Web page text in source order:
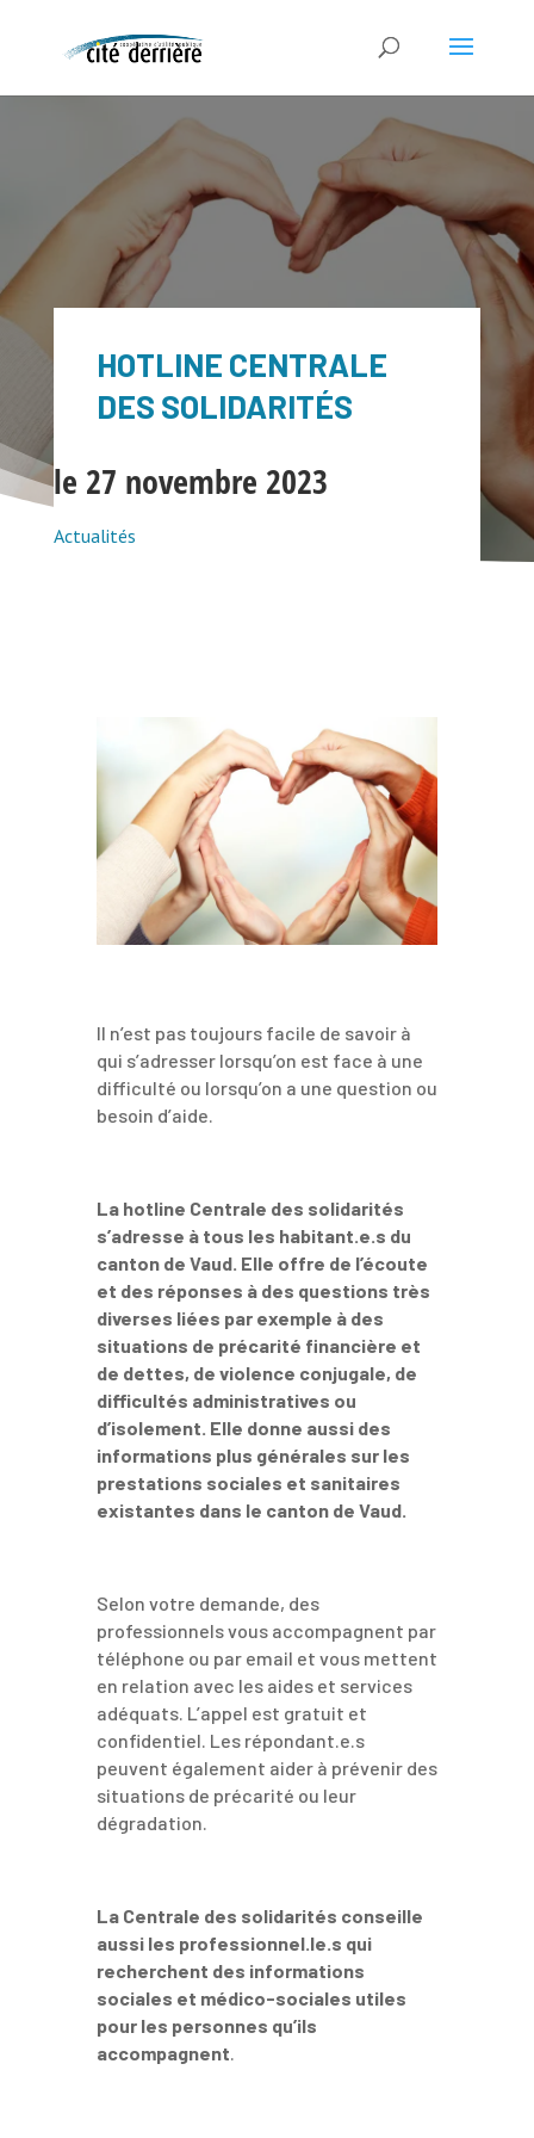
HOTLINE CENTRALE
DES SOLIDARITÉS
le 27 novembre 2023
Actualités
Il n’est pas toujours facile de savoir à
qui s’adresser lorsqu’on est face à une
difficulté ou lorsqu’on a une question ou
besoin d’aide.
La hotline Centrale des solidarités
s’adresse à tous les habitant.e.s du
canton de Vaud. Elle offre de l’écoute
et des réponses à des questions très
diverses liées par exemple à des
situations de précarité financière et
de dettes, de violence conjugale, de
difficultés administratives ou
d’isolement. Elle donne aussi des
informations plus générales sur les
prestations sociales et sanitaires
existantes dans le canton de Vaud.
Selon votre demande, des
professionnels vous accompagnent par
téléphone ou par email et vous mettent
en relation avec les aides et services
adéquats. L’appel est gratuit et
confidentiel. Les répondant.e.s
peuvent également aider à prévenir des
situations de précarité ou leur
dégradation.
La Centrale des solidarités conseille
aussi les professionnel.le.s qui
recherchent des informations
sociales et médico-sociales utiles
pour les personnes qu’ils
accompagnent.